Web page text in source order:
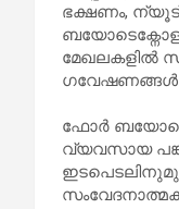
ഭക്ഷണം,
ഗവേഷണങ്ങൾ
ഫോർ
വ്യവസായ